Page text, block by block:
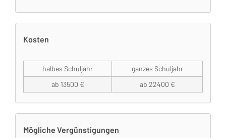
Kosten
halbes Schuljahr
ganzes Schuljahr
ab 13500 €
ab 22400 €
Mögliche Vergünstigungen